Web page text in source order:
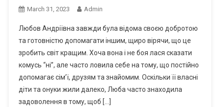
March 31, 2023 Admin
Любов Андріївна завжди була відома своєю добротою
та готовністю допомагати іншим, щиро вірячи, що це
зробить світ кращим. Хоча вона і не боя лася сказати
комусь “ні”, але часто ловила себе на тому, що постійно
допомагає сім’ї, друзям та знайомим. Оскільки її власні
діти та онуки жили далеко, Люба часто знаходила
задоволення в тому, щоб […]